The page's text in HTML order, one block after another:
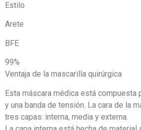
Estilo
Arete
BFE
99%
Ventaja de la mascarilla quirúrgica
Esta máscara médica está compuesta
y una banda de tensión. La cara de la
tres capas: interna, media y externa.